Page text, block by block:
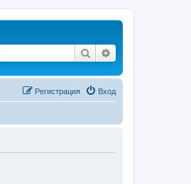
Поиск
Вход
Регистрация